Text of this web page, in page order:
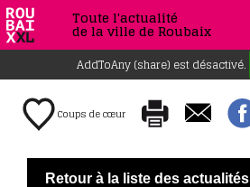
Toute l'actualité
de la ville de Roubaix
AddToAny (share) est désactivé.
Coups de cœur
Retour à la liste des actualités